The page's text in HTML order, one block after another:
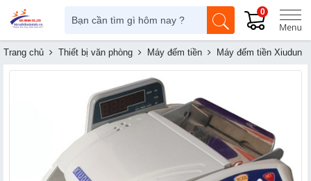
0
Trang chủ Thiết bị văn phòng Máy đếm tiền Máy đếm tiền Xiudun